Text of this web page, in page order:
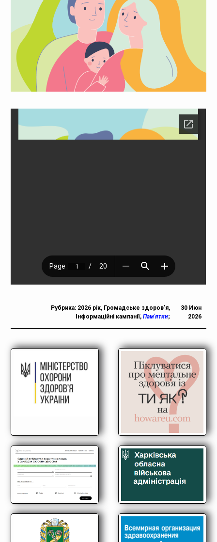
Медпрацівникам
Статистика
Документи
Контакти
Карта сайта
Рубрика: 2026 рік, Громадське здоров’я,
Інформаційні кампанії, Пам'ятки;
30 Июн
2026